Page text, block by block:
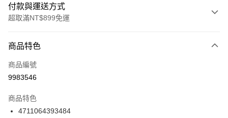
付款與運送方式
超取滿NT$899免運
信用卡一次付款
信用卡分期付款
合作金庫商業銀行
華南商業銀行
商品特色
商品編號
9983546
商品特色
4711064393484